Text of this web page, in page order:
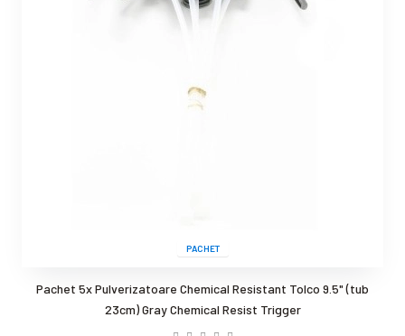
PACHET
Pachet 5x Pulverizatoare Chemical Resistant Tolco 9.5" (tub
23cm) Gray Chemical Resist Trigger